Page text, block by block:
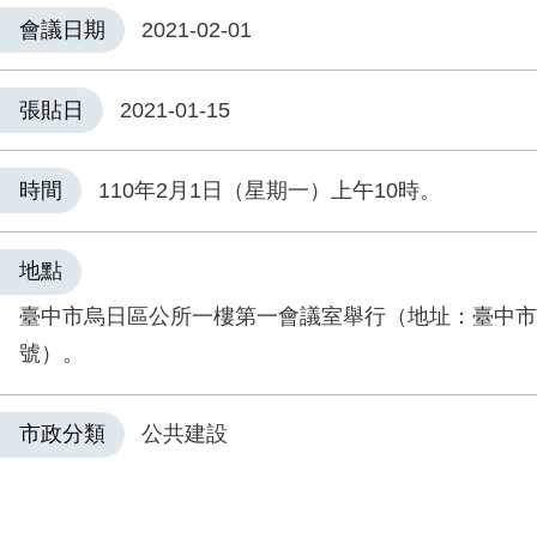
會議日期 2021-02-01
張貼日 2021-01-15
時間 110年2月1日（星期一）上午10時。
地點
臺中市烏日區公所一樓第一會議室舉行（地址：臺中
號）。
市政分類 公共建設